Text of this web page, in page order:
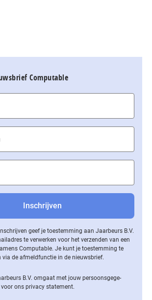
Computable
geef je toestemming aan Jaarbeurs B.V.
te verwerken voor het verzenden van een
Computable. Je kunt je toestemming te
via de af­meld­func­tie in de nieuwsbrief.
B.V. omgaat met jouw per­soons­ge­ge­
voor ons privacy statement.